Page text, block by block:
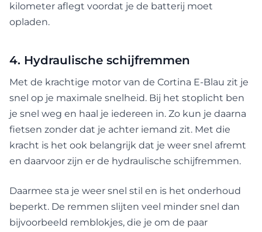
kilometer aflegt voordat je de batterij moet
opladen.
4. Hydraulische schijfremmen
Met de krachtige motor van de Cortina E-Blau zit je
snel op je maximale snelheid. Bij het stoplicht ben
je snel weg en haal je iedereen in. Zo kun je daarna
fietsen zonder dat je achter iemand zit. Met die
kracht is het ook belangrijk dat je weer snel afremt
en daarvoor zijn er de hydraulische schijfremmen.
Daarmee sta je weer snel stil en is het onderhoud
beperkt. De remmen slijten veel minder snel dan
bijvoorbeeld remblokjes, die je om de paar